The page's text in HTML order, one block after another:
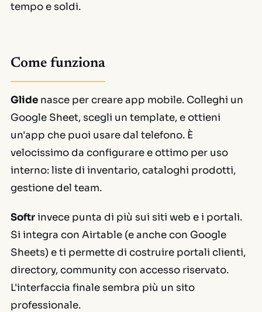
tempo e soldi.
Come funziona
Glide nasce per creare app mobile. Colleghi un
Google Sheet, scegli un template, e ottieni
un'app che puoi usare dal telefono. È
velocissimo da configurare e ottimo per uso
interno: liste di inventario, cataloghi prodotti,
gestione del team.
Softrinvece punta di più sui siti web e i portali.
Si integra con Airtable (e anche con Google
Sheets) e ti permette di costruire portali clienti,
directory, community con accesso riservato.
L'interfaccia finale sembra più un sito
professionale.